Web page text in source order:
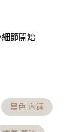
到大哥付的交易
確認付款後即完
面所載為準。
訂單將自動取
讓您購物簡單
節開始
黑色 內褲